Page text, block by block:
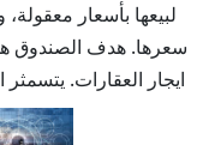
لبيعها بأسعار
سعرها. هدف الصندوق
ايجار العقارات.